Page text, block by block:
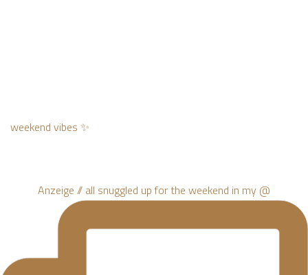
weekend vibes ✨
Anzeige // all snuggled up for the weekend in my @